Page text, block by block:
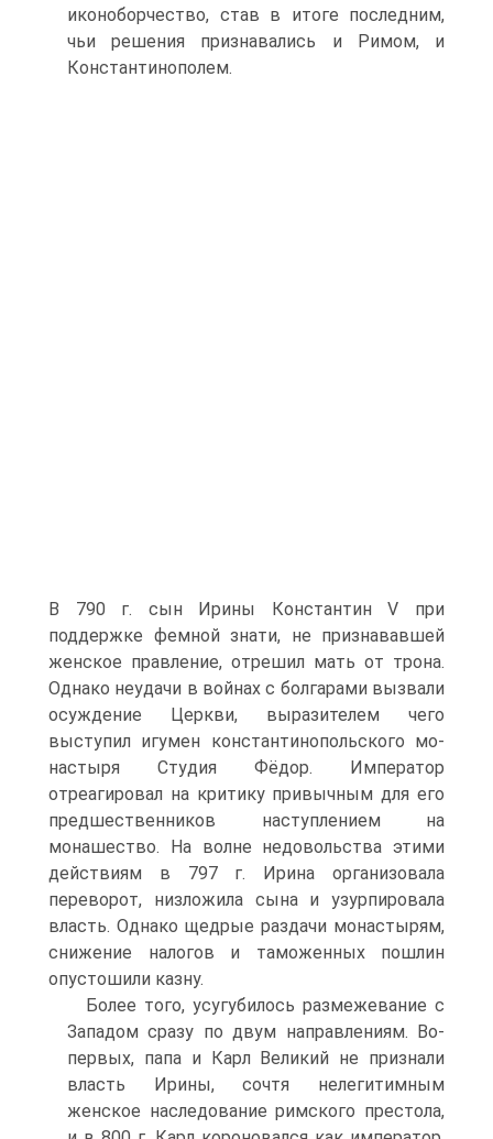
иконоборчество, став в итоге последним,
чьи решения признавались и Римом, и
Константинополем.
В 790 г. сын Ирины Константин V при
поддержке фемной знати, не признававшей
женское правле­ние, отрешил мать от трона.
Однако неудачи в войнах с болгарами вызвали
осу­ждение Церкви, выразителем чего
выступил игумен константинопольского мо­
настыря Студия Фёдор. Император
отреагировал на критику привычным для его
предшественников наступлением на
монашество. На волне недовольства этими
действиям в 797 г. Ирина организовала
переворот, низложила сына и узурпиро­вала
власть. Однако щедрые раздачи монастырям,
снижение налогов и таможен­ных пошлин
опустошили казну.
Более того, усугубилось размежевание с
Западом сразу по двум направлени­ям. Во-
первых, папа и Карл Великий не признали
власть Ирины, сочтя нелеги­тимным
женское наследование римского престола,